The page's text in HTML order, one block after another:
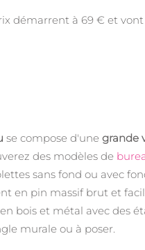
démarrent à 69 € et
se compose d'une grande
des modèles de
sans fond ou avec
en pin massif brut et
bois et métal avec des
murale ou à poser.